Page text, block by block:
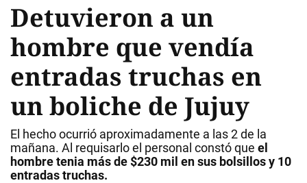
Detuvieron a un
hombre que vendía
entradas truchas en
un boliche de Jujuy
El hecho ocurrió aproximadamente a las 2 de la
mañana. Al requisarlo el personal constó que el
hombre tenia más de $230 mil en sus bolsillos y 10
entradas truchas.